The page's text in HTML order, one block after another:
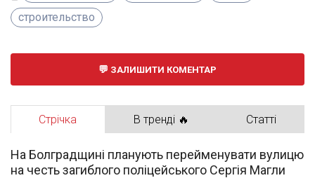
строительство
ЗАЛИШИТИ КОМЕНТАР
Стрічка В тренді 🔥 Статті
На Болградщині планують перейменувати вулицю
на честь загиблого поліцейського Сергія Магли